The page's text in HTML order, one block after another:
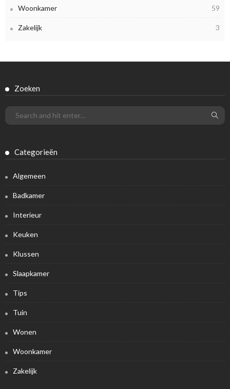
Woonkamer 59
Zakelijk 3
Zoeken
Categorieën
Algemeen
Badkamer
Interieur
Keuken
Klussen
Slaapkamer
Tips
Tuin
Wonen
Woonkamer
Zakelijk